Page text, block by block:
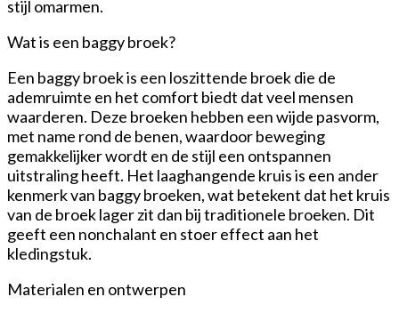
stijl omarmen.
Wat is een baggy broek?
Een baggy broek is een loszittende broek die de
ademruimte en het comfort biedt dat veel mensen
waarderen. Deze broeken hebben een wijde pasvorm,
met name rond de benen, waardoor beweging
gemakkelijker wordt en de stijl een ontspannen
uitstraling heeft. Het laaghangende kruis is een ander
kenmerk van baggy broeken, wat betekent dat het kruis
van de broek lager zit dan bij traditionele broeken. Dit
geeft een nonchalant en stoer effect aan het
kledingstuk.
Materialen en ontwerpen